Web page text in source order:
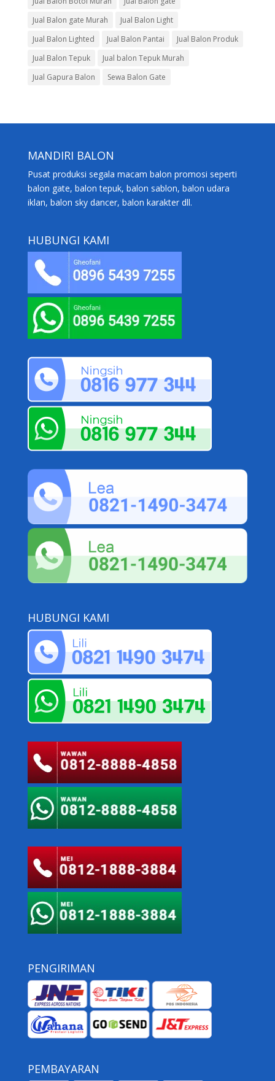
Jual Balon gate Murah
Jual Balon Light
Jual Balon Lighted
Jual Balon Pantai
Jual Balon Produk
Jual Balon Tepuk
Jual balon Tepuk Murah
Jual Gapura Balon
Sewa Balon Gate
MANDIRI BALON
Pusat produksi segala macam balon promosi seperti
balon gate, balon tepuk, balon sablon, balon udara
iklan, balon sky dancer, balon karakter dll.
HUBUNGI KAMI
HUBUNGI KAMI
PENGIRIMAN
PEMBAYARAN